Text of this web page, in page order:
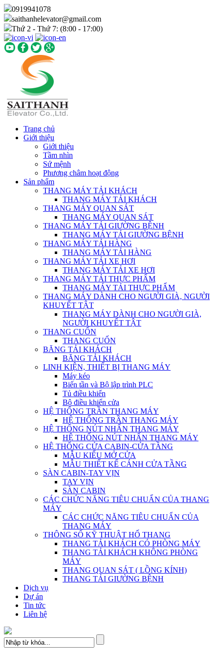
0919941078
saithanhelevator@gmail.com
Thứ 2 - Thứ 7: (8:00 - 17:00)
Trang chủ
Giới thiệu
Giới thiệu
Tầm nhìn
Sứ mệnh
Phương châm hoạt động
Sản phẩm
THANG MÁY TẢI KHÁCH
THANG MÁY TẢI KHÁCH
THANG MÁY QUAN SÁT
THANG MÁY QUAN SÁT
THANG MÁY TẢI GIƯỜNG BỆNH
THANG MÁY TẢI GIƯỜNG BỆNH
THANG MÁY TẢI HÀNG
THANG MÁY TẢI HÀNG
THANG MÁY TẢI XE HƠI
THANG MÁY TẢI XE HƠI
THANG MÁY TẢI THỰC PHẨM
THANG MÁY TẢI THỰC PHẨM
THANG MÁY DÀNH CHO NGƯỜI GIÀ, NGƯỜI
KHUYẾT TẬT
THANG MÁY DÀNH CHO NGƯỜI GIÀ,
NGƯỜI KHUYẾT TẬT
THANG CUỐN
THANG CUỐN
BĂNG TẢI KHÁCH
BĂNG TẢI KHÁCH
LINH KIỆN, THIẾT BỊ THANG MÁY
Máy kéo
Biến tần và Bộ lập trình PLC
Tủ điều khiển
Bộ điều khiển cửa
HỆ THỐNG TRẦN THANG MÁY
HỆ THỐNG TRẦN THANG MÁY
HỆ THỐNG NÚT NHẤN THANG MÁY
HỆ THỐNG NÚT NHẤN THANG MÁY
HỆ THỐNG CỬA CABIN-CỬA TẦNG
MẪU KIỂU MỞ CỬA
MẪU THIẾT KẾ CÁNH CỬA TẦNG
SÀN CABIN-TAY VỊN
TAY VỊN
SÀN CABIN
CÁC CHỨC NĂNG TIÊU CHUẨN CỦA THANG
MÁY
CÁC CHỨC NĂNG TIÊU CHUẨN CỦA
THANG MÁY
THÔNG SỐ KỸ THUẬT HỐ THANG
THANG TẢI KHÁCH CÓ PHÒNG MÁY
THANG TẢI KHÁCH KHÔNG PHÒNG
MÁY
THANG QUAN SÁT ( LỒNG KÍNH)
THANG TẢI GIƯỜNG BỆNH
Dịch vụ
Dự án
Tin tức
Liên hệ